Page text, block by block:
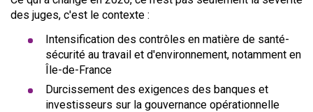
des juges, c'est le contexte :
Intensification des contrôles en matière de santé-
sécurité au travail et d'environnement, notamment en
Île-de-France
Durcissement des exigences des banques et
investisseurs sur la gouvernance opérationnelle